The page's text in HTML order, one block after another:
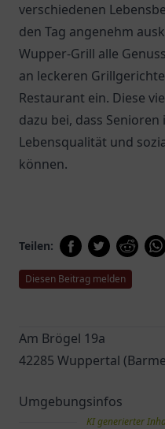
verschiedenen
den Tag angenehm
Wupper-Grill alle
an leckeren
Restaurant ein. Diese
dazu bei, dass
Lebensqualität und
können.
Teilen:
Diesen Beitrag melden
Am Brögel 19a
42285 Wuppertal
Umgebungsinfos
KI generierter